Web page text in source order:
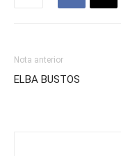
Nota anterior
ELBA BUSTOS